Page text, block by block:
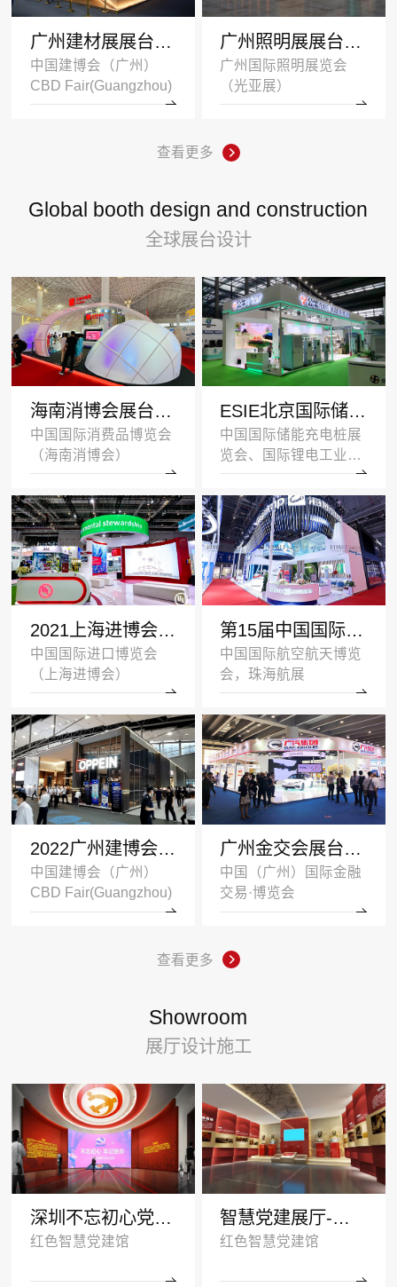
广州建材展展台设计搭建案例-ZMKM芝麻开门
中国建博会（广州）
CBD Fair(Guangzhou)
广州照明展展台搭建案例-国盈光电2024
广州国际照明展览会
（光亚展）
查看更多
Global booth design and construction
全球展台设计
海南消博会展台设计搭建案例-王府井集团-深圳展示设计公司
中国国际消费品博览会
（海南消博会）
ESIE北京国际储能展览会展台设计搭建案例-公牛集团
中国国际储能充电桩展
览会、国际锂电工业展
览会
2021上海进博会展台设计搭建案例-UL-深圳展览设计公司
中国国际进口博览会
（上海进博会）
第15届中国国际航空航天博览会展台设计案例_海斯坦普
中国国际航空航天博览
会，珠海航展
2022广州建博会双层展台设计搭建案例_欧派家居
中国建博会（广州）
CBD Fair(Guangzhou)
广州金交会展台设计案例_广汽集团
中国（广州）国际金融
交易·博览会
查看更多
Showroom
展厅设计施工
深圳不忘初心党建展厅
红色智慧党建馆
智慧党建展厅-塑造红色传承
红色智慧党建馆